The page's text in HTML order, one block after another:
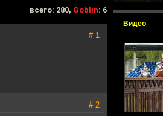
Видео
всего: 280, Goblin: 6
# 1
# 2